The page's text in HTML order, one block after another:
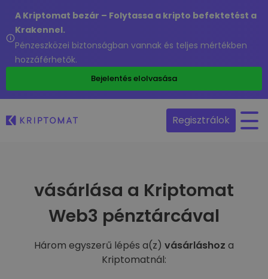
A Kriptomat bezár – Folytassa a kripto befektetést a
Krakennel.
Pénzeszközei biztonságban vannak és teljes mértékben
hozzáférhetők.
Bejelentés elolvasása
Regisztrálok
vásárlása a Kriptomat
Web3 pénztárcával
Három egyszerű lépés a(z) vásárláshoz a
Kriptomatnál: